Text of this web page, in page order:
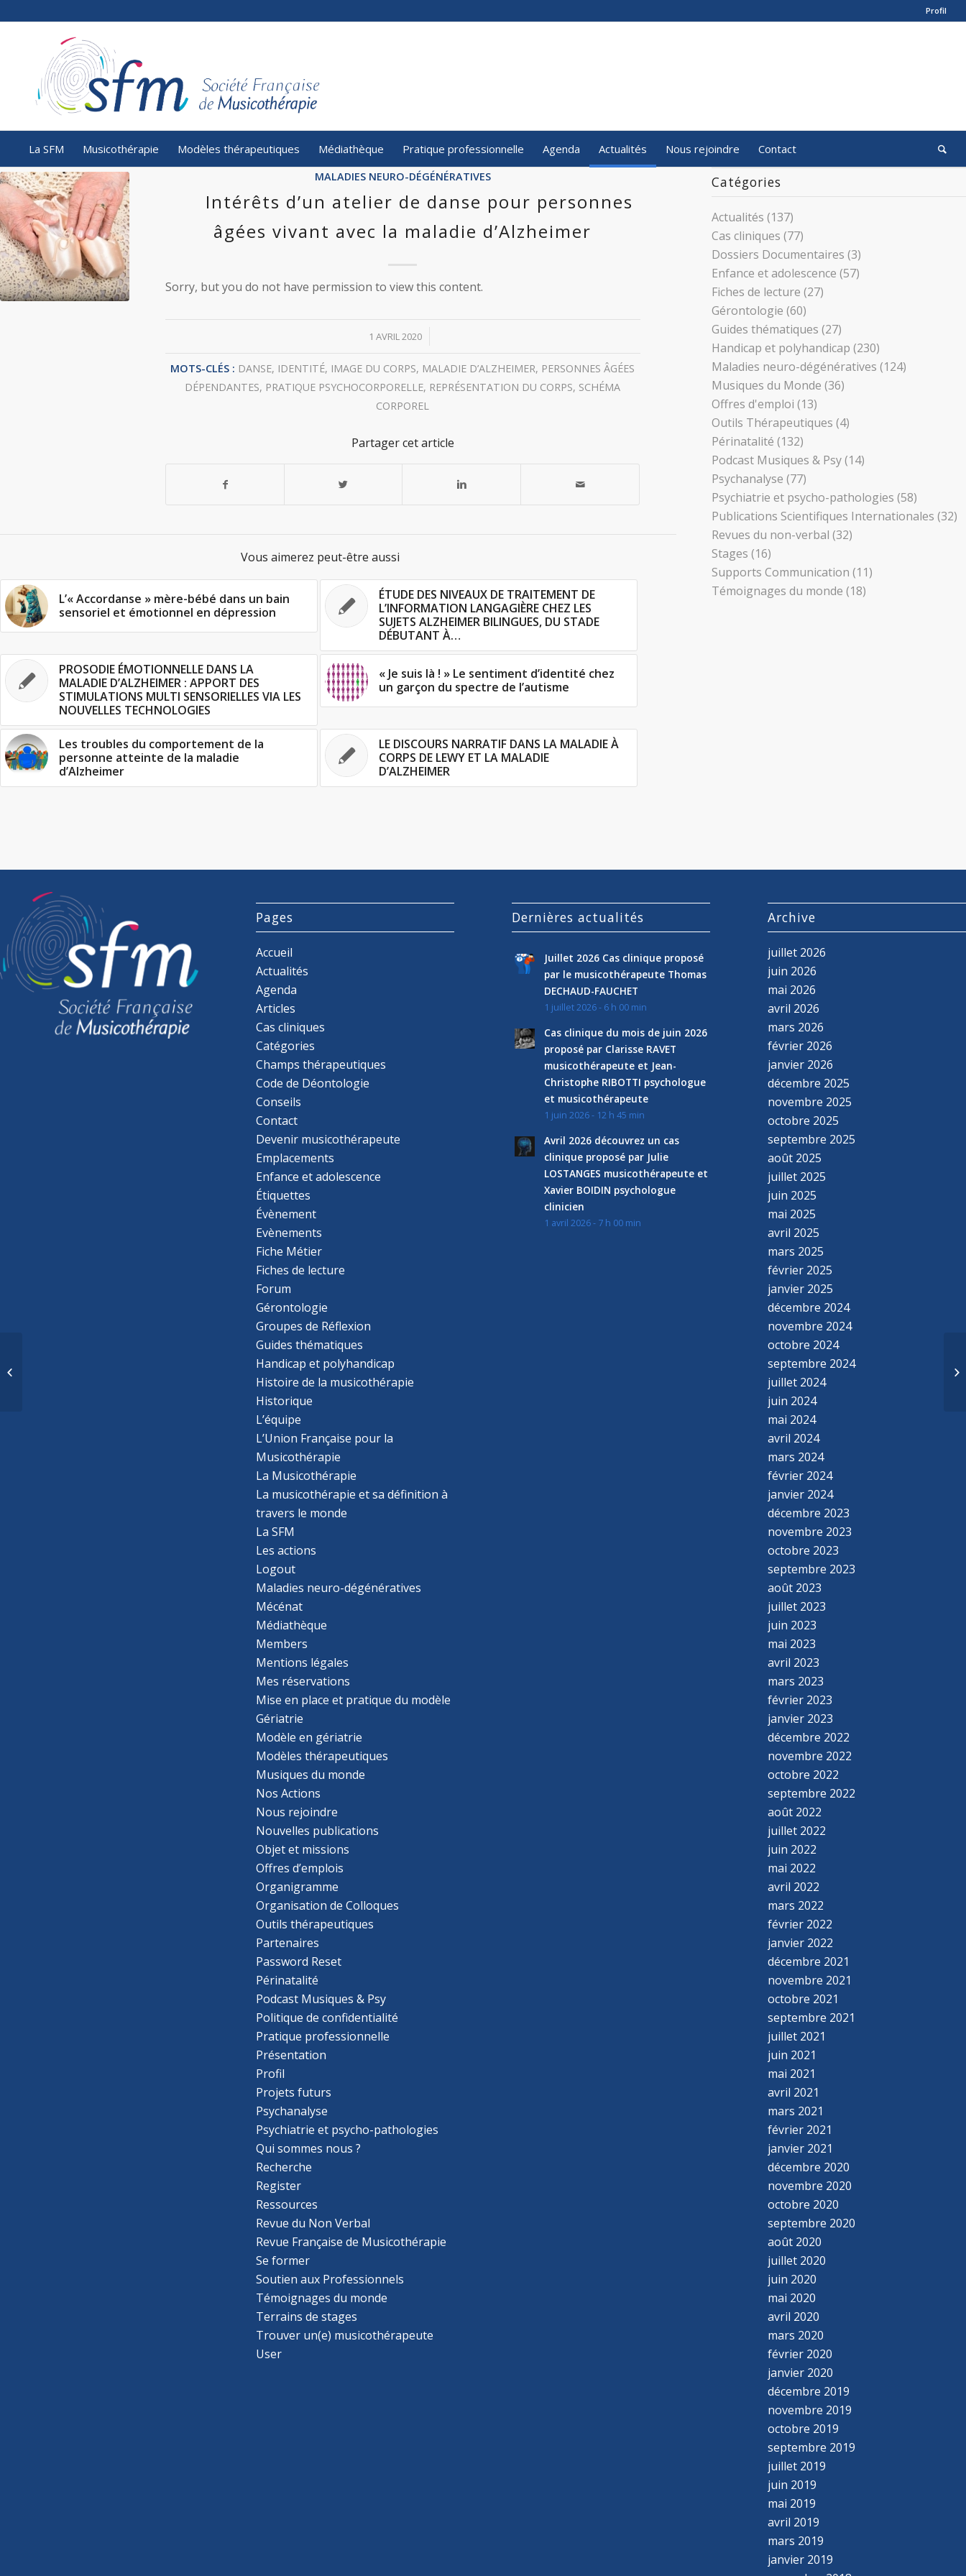
Profil
La SFM Musicothérapie Modèles thérapeutiques Médiathèque Pratique professionnelle Agenda Actualités Nous rejoindre Contact
MALADIES NEURO-DÉGÉNÉRATIVES
Intérêts d’un atelier de danse pour personnes
âgées vivant avec la maladie d’Alzheimer
Sorry, but you do not have permission to view this content.
1 AVRIL 2020
/
MOTS-CLÉS : DANSE, IDENTITÉ, IMAGE DU CORPS, MALADIE D’ALZHEIMER, PERSONNES ÂGÉES
DÉPENDANTES, PRATIQUE PSYCHOCORPORELLE, REPRÉSENTATION DU CORPS, SCHÉMA
CORPOREL
Partager cet article
Vous aimerez peut-être aussi
L’« Accordanse » mère-bébé dans un bain
sensoriel et émotionnel en dépression
ÉTUDE DES NIVEAUX DE TRAITEMENT DE
L’INFORMATION LANGAGIÈRE CHEZ LES
SUJETS ALZHEIMER BILINGUES, DU STADE
DÉBUTANT À…
PROSODIE ÉMOTIONNELLE DANS LA
MALADIE D’ALZHEIMER : APPORT DES
STIMULATIONS MULTI SENSORIELLES VIA LES
NOUVELLES TECHNOLOGIES
« Je suis là ! » Le sentiment d’identité chez
un garçon du spectre de l’autisme
Les troubles du comportement de la
personne atteinte de la maladie
d’Alzheimer
LE DISCOURS NARRATIF DANS LA MALADIE À
CORPS DE LEWY ET LA MALADIE
D’ALZHEIMER
Catégories
Actualités (137)
Cas cliniques (77)
Dossiers Documentaires (3)
Enfance et adolescence (57)
Fiches de lecture (27)
Gérontologie (60)
Guides thématiques (27)
Handicap et polyhandicap (230)
Maladies neuro-dégénératives (124)
Musiques du Monde (36)
Offres d'emploi (13)
Outils Thérapeutiques (4)
Périnatalité (132)
Podcast Musiques & Psy(14)
Psychanalyse (77)
Psychiatrie et psycho-pathologies (58)
Publications Scientifiques Internationales (32)
Revues du non-verbal (32)
Stages (16)
Supports Communication (11)
Témoignages du monde (18)
Pages
Accueil
Actualités
Agenda
Articles
Cas cliniques
Catégories
Champs thérapeutiques
Code de Déontologie
Conseils
Contact
Devenir musicothérapeute
Emplacements
Enfance et adolescence
Étiquettes
Évènement
Evènements
Fiche Métier
Fiches de lecture
Forum
Gérontologie
Groupes de Réflexion
Guides thématiques
Handicap et polyhandicap
Histoire de la musicothérapie
Historique
L’équipe
L’Union Française pour la
Musicothérapie
La Musicothérapie
La musicothérapie et sa définition à
travers le monde
La SFM
Les actions
Logout
Maladies neuro-dégénératives
Mécénat
Médiathèque
Members
Mentions légales
Mes réservations
Mise en place et pratique du modèle
Gériatrie
Modèle en gériatrie
Modèles thérapeutiques
Musiques du monde
Nos Actions
Nous rejoindre
Nouvelles publications
Objet et missions
Offres d’emplois
Organigramme
Organisation de Colloques
Outils thérapeutiques
Partenaires
Password Reset
Périnatalité
Podcast Musiques & Psy
Politique de confidentialité
Pratique professionnelle
Présentation
Profil
Projets futurs
Psychanalyse
Psychiatrie et psycho-pathologies
Qui sommes nous ?
Recherche
Register
Ressources
Revue du Non Verbal
Revue Française de Musicothérapie
Se former
Soutien aux Professionnels
Témoignages du monde
Terrains de stages
Trouver un(e) musicothérapeute
User
Dernières actualités
Juillet 2026 Cas clinique proposé
par le musicothérapeute Thomas
DECHAUD-FAUCHET
1 juillet 2026 - 6 h 00 min
Cas clinique du mois de juin 2026
proposé par Clarisse RAVET
musicothérapeute et Jean-
Christophe RIBOTTI psychologue
et musicothérapeute
1 juin 2026 - 12 h 45 min
Avril 2026 découvrez un cas
clinique proposé par Julie
LOSTANGES musicothérapeute et
Xavier BOIDIN psychologue
clinicien
1 avril 2026 - 7 h 00 min
Archive
juillet 2026
juin 2026
mai 2026
avril 2026
mars 2026
février 2026
janvier 2026
décembre 2025
novembre 2025
octobre 2025
septembre 2025
août 2025
juillet 2025
juin 2025
mai 2025
avril 2025
mars 2025
février 2025
janvier 2025
décembre 2024
novembre 2024
octobre 2024
septembre 2024
juillet 2024
juin 2024
mai 2024
avril 2024
mars 2024
février 2024
janvier 2024
décembre 2023
novembre 2023
octobre 2023
septembre 2023
août 2023
juillet 2023
juin 2023
mai 2023
avril 2023
mars 2023
février 2023
janvier 2023
décembre 2022
novembre 2022
octobre 2022
septembre 2022
août 2022
juillet 2022
juin 2022
mai 2022
avril 2022
mars 2022
février 2022
janvier 2022
décembre 2021
novembre 2021
octobre 2021
septembre 2021
juillet 2021
juin 2021
mai 2021
avril 2021
mars 2021
février 2021
janvier 2021
décembre 2020
novembre 2020
octobre 2020
septembre 2020
août 2020
juillet 2020
juin 2020
mai 2020
avril 2020
mars 2020
février 2020
janvier 2020
décembre 2019
novembre 2019
octobre 2019
septembre 2019
juillet 2019
juin 2019
mai 2019
avril 2019
mars 2019
janvier 2019